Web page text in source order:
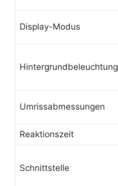
Display-Modus
Hintergrundbeleuchtung
Umrissabmessungen
Reaktionszeit
Schnittstelle